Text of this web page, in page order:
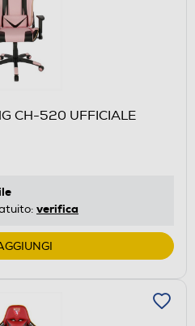
CH-520 UFFICIALE
verifica